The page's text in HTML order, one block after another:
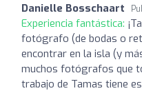
Danielle Bosschaart
Experiencia fantástica:
fotógrafo (de bodas o
encontrar en la isla (y
muchos fotógrafos que
trabajo de Tamas tiene